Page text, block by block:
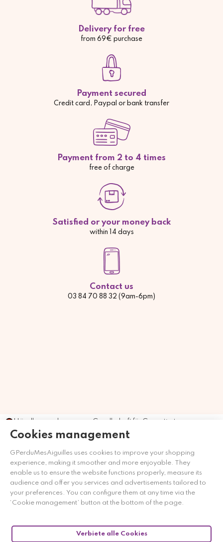
Cookies management
GPerduMesAiguilles uses cookies to improve your shopping
experience, making it smoother and more enjoyable. They
enable us to ensure the website functions properly, measure its
audience and offer you services and advertisements tailored to
your preferences. You can configure them at any time via the
‘Cookie management’ button at the bottom of the page.
Verbiete alle Cookies
Delivery for free
from 69€ purchase
Payment secured
Credit card, Paypal or bank transfer
Payment from 2 to 4 times
free of charge
Satisfied or your money back
within 14 days
Contact us
03 84 70 88 32 (9am-6pm)
Händler zugelassen von Gesellschaft für Garantierte
Bewertungen,Klicken Sie hier.